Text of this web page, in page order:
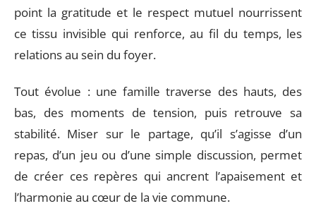
point la gratitude et le respect mutuel nourrissent
ce tissu invisible qui renforce, au fil du temps, les
relations au sein du foyer.
Tout évolue : une famille traverse des hauts, des
bas, des moments de tension, puis retrouve sa
stabilité. Miser sur le partage, qu’il s’agisse d’un
repas, d’un jeu ou d’une simple discussion, permet
de créer ces repères qui ancrent l’apaisement et
l’harmonie au cœur de la vie commune.